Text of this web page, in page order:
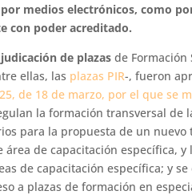
medios electrónicos, como
con poder acreditado.
de plazas de Formación
ellas, las plazas PIR-, fueron
de 18 de marzo, por el que se
la formación transversal de
para la propuesta de un nuevo
de capacitación específica, y
de capacitación específica; y se
a plazas de formación en